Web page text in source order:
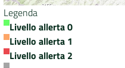
Legenda
Livello allerta 0
Livello allerta 1
Livello allerta 2